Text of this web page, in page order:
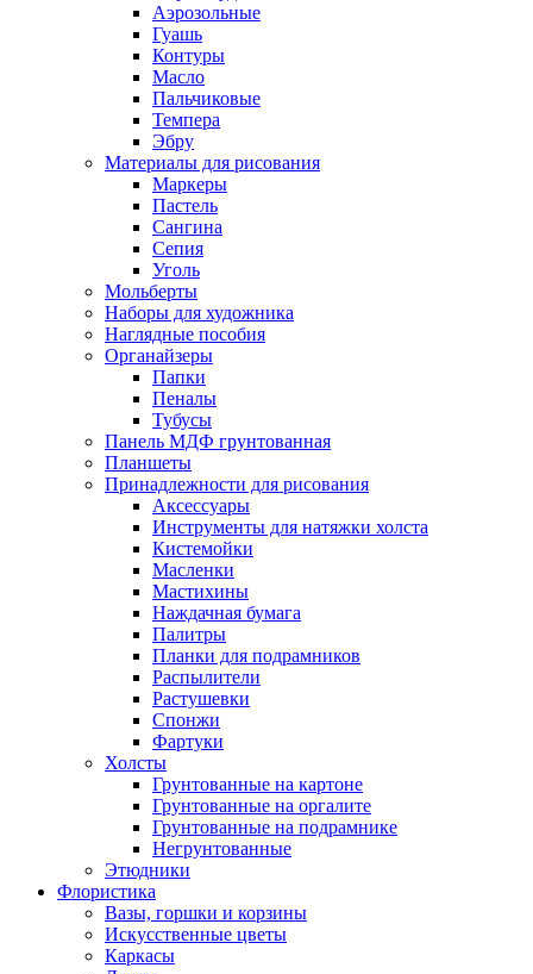
Аэрозольные
Гуашь
Контуры
Масло
Пальчиковые
Темпера
Эбру
Материалы для рисования
Маркеры
Пастель
Сангина
Сепия
Уголь
Мольберты
Наборы для художника
Наглядные пособия
Органайзеры
Папки
Пеналы
Тубусы
Панель МДФ грунтованная
Планшеты
Принадлежности для рисования
Аксессуары
Инструменты для натяжки холста
Кистемойки
Масленки
Мастихины
Наждачная бумага
Палитры
Планки для подрамников
Распылители
Растушевки
Спонжи
Фартуки
Холсты
Грунтованные на картоне
Грунтованные на оргалите
Грунтованные на подрамнике
Негрунтованные
Этюдники
Флористика
Вазы, горшки и корзины
Искусственные цветы
Каркасы